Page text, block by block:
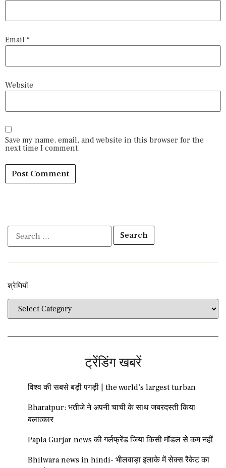
Email *
Website
Save my name, email, and website in this browser for the
next time I comment.
श्रेणियाँ​​
ट्रेंडिंग खबरें
विश्व की सबसे बड़ी पगड़ी | the world’s largest turban
Bharatpur: भतीजे ने अपनी चाची के साथ जबरदस्ती किया
बलात्कार
Papla Gurjar news की गर्लफ्रेंड जिया किसी मॉडल से कम नहीं
Bhilwara news in hindi- भीलवाड़ा इलाके में सेक्स रैकेट का